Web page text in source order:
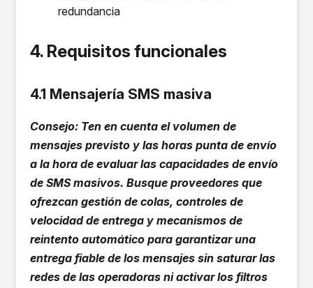
redundancia
4. Requisitos funcionales
4.1 Mensajería SMS masiva
Consejo: Ten en cuenta el volumen de
mensajes previsto y las horas punta de envío
a la hora de evaluar las capacidades de envío
de SMS masivos. Busque proveedores que
ofrezcan gestión de colas, controles de
velocidad de entrega y mecanismos de
reintento automático para garantizar una
entrega fiable de los mensajes sin saturar las
redes de las operadoras ni activar los filtros